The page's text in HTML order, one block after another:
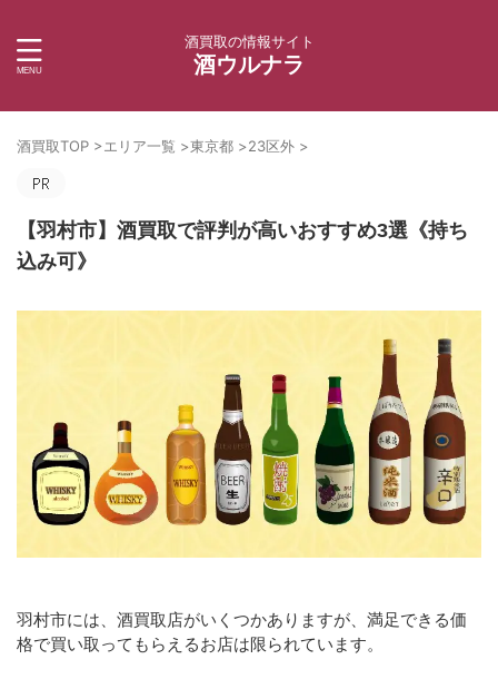
酒買取の情報サイト
酒ウルナラ
酒買取TOP >エリア一覧 >東京都 >23区外 >
【羽村市】酒買取で評判が高いおすすめ3選《持ち
込み可》
羽村市には、酒買取店がいくつかありますが、満足できる価
格で買い取ってもらえるお店は限られています。